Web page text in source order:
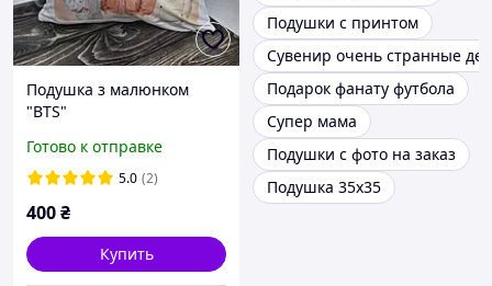
Подушка з малюнком
"BTS"
Готово к отправке
5.0 (2)
400₴
Купить
Подушки с принтом
Сувенир очень странные
Подарок фанату футбола
Супер мама
Подушки с фото на заказ
Подушка 35х35